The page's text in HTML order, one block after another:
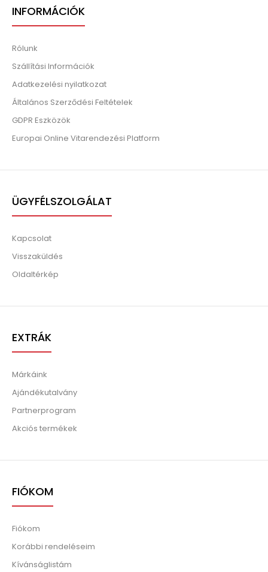
INFORMÁCIÓK
Rólunk
Szállítási Információk
Adatkezelési nyilatkozat
Általános Szerződési Feltételek
GDPR Eszközök
Europai Online Vitarendezési Platform
ÜGYFÉLSZOLGÁLAT
Kapcsolat
Visszaküldés
Oldaltérkép
EXTRÁK
Márkáink
Ajándékutalvány
Partnerprogram
Akciós termékek
FIÓKOM
Fiókom
Korábbi rendeléseim
Kívánságlistám